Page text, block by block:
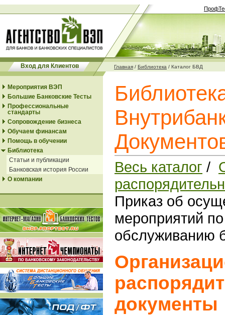
Вход для Клиентов Главная / Библиотека / Каталог БВД
Мероприятия ВЭП
Большие Банковские Тесты
Профессиональные
стандарты
Сопровождение бизнеса
Обучаем финансам
Помощь в обучении
Библиотека
Статьи и публикации
Банковская история России
О компании
Весь каталог /
Приказ об
мероприятий
обслуживанию
документы